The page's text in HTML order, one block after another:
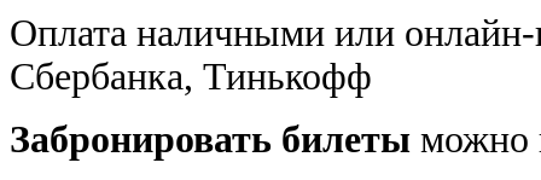
Оплата наличными или онлайн-
Сбербанка, Тинькофф
Забронировать билеты можно